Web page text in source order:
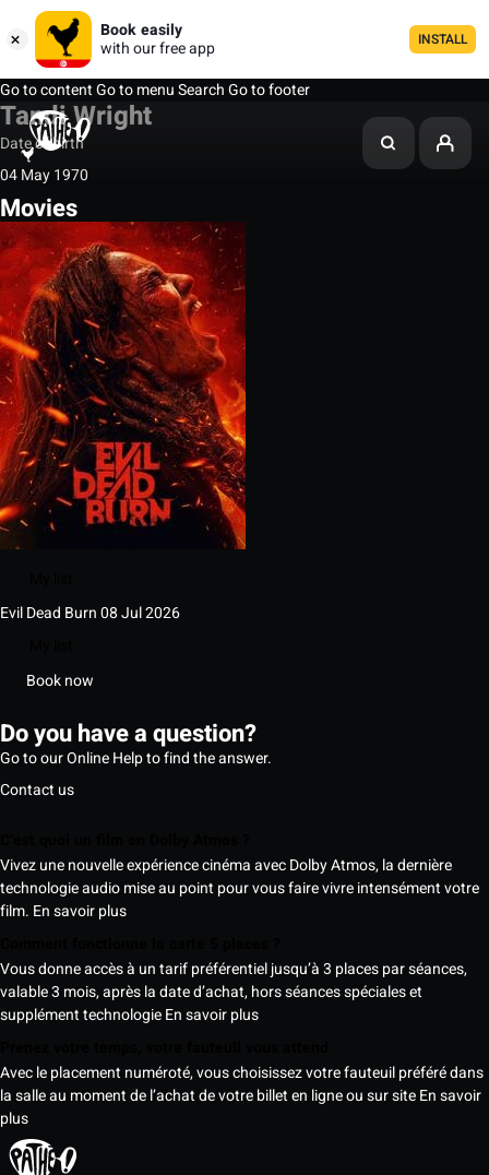
Book easily
with our free app
INSTALL
Go to contentGo to menuSearchGo to footer
Tandi Wright
Date of birth
04 May 1970
Movies
Evil Dead Burn08 Jul 2026
Book now
Do you have a question?
Go to our Online Help to find the answer.
Contact us
Vivez une nouvelle expérience cinéma avec Dolby Atmos, la dernière
technologie audio mise au point pour vous faire vivre intensément votre
film. En savoir plus
Vous donne accès à un tarif préférentiel jusqu’à 3 places par séances,
valable 3 mois, après la date d’achat, hors séances spéciales et
supplément technologieEn savoir plus
Avec le placement numéroté, vous choisissez votre fauteuil préféré dans
la salle au moment de l’achat de votre billet en ligne ou sur siteEn savoir
plus